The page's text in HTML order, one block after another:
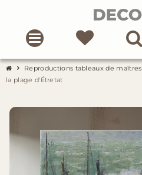
Reproductions tableaux de maîtres
la plage d'Étretat